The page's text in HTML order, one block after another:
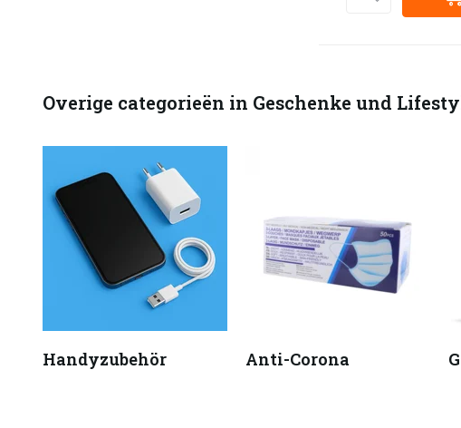
Overige categorieën in Geschenke und
Handyzubehör Anti-Corona